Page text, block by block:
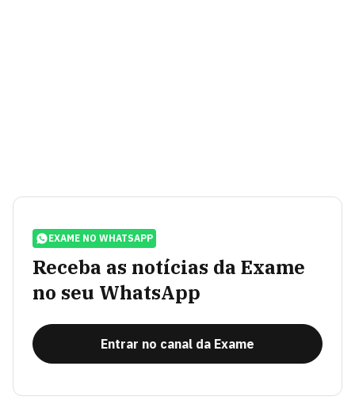
EXAME NO WHATSAPP
Receba as notícias da Exame
no seu WhatsApp
Entrar no canal da Exame